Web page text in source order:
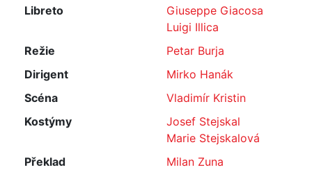
Libreto
Giuseppe Giacosa
Luigi Illica
Režie
Petar Burja
Dirigent
Mirko Hanák
Scéna
Vladimír Kristin
Kostýmy
Josef Stejskal
Marie Stejskalová
Překlad
Milan Zuna